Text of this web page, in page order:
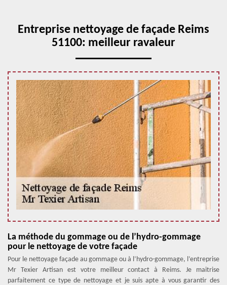
Entreprise nettoyage de façade Reims
51100: meilleur ravaleur
La méthode du gommage ou de l’hydro-gommage
pour le nettoyage de votre façade
Pour le nettoyage façade au gommage ou à l’hydro-gommage, l’entreprise
Mr Texier Artisan est votre meilleur contact à Reims. Je maitrise
parfaitement ce type de nettoyage et je suis apte à vous garantir des